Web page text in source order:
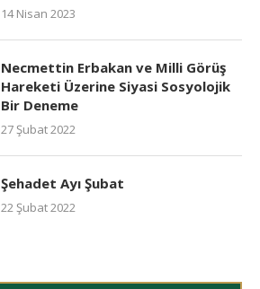
14 Nisan 2023
Necmettin Erbakan ve Milli Görüş
Hareketi Üzerine Siyasi Sosyolojik
Bir Deneme
27 Şubat 2022
Şehadet Ayı Şubat
22 Şubat 2022